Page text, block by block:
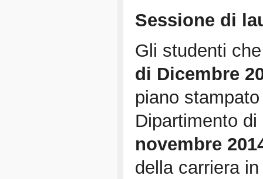
Sessione di
Gli studenti
di Dicembre
piano
Dipartimento
novembre
della carriera